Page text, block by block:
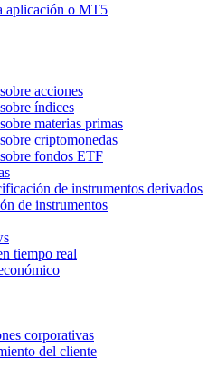
aplicación o MT5
acciones
índices
materias primas
criptomonedas
fondos ETF
de instrumentos derivados
de instrumentos
tiempo real
corporativas
del cliente